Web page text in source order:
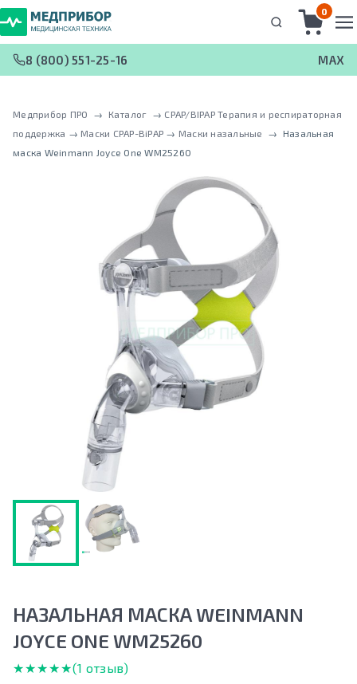
0
8 (800) 551-25-16 MAX
Медприбор ПРО → Каталог → CPAP/BIPAP Терапия и респираторная
поддержка → Маски CPAP-BiPAP → Маски назальные →
Назальная
маска Weinmann Joyce One WM25260
НАЗАЛЬНАЯ МАСКА WEINMANN
JOYCE ONE WM25260
★★★★★
★★★★★(1 отзыв)